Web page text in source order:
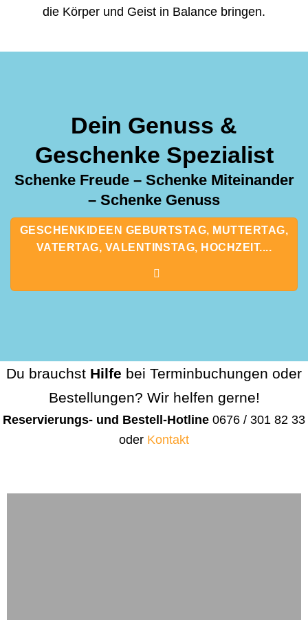
die Körper und Geist in Balance bringen.
Dein Genuss &
Geschenke Spezialist
Schenke Freude – Schenke Miteinander
– Schenke Genuss
GESCHENKIDEEN GEBURTSTAG, MUTTERTAG,
VATERTAG, VALENTINSTAG, HOCHZEIT....
Du brauchst Hilfe bei Terminbuchungen oder
Bestellungen? Wir helfen gerne!
Reservierungs- und Bestell-Hotline 0676 / 301 82 33
oder Kontakt